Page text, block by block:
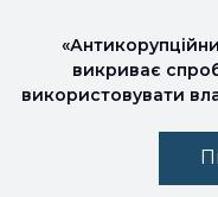
викриває
використовувати